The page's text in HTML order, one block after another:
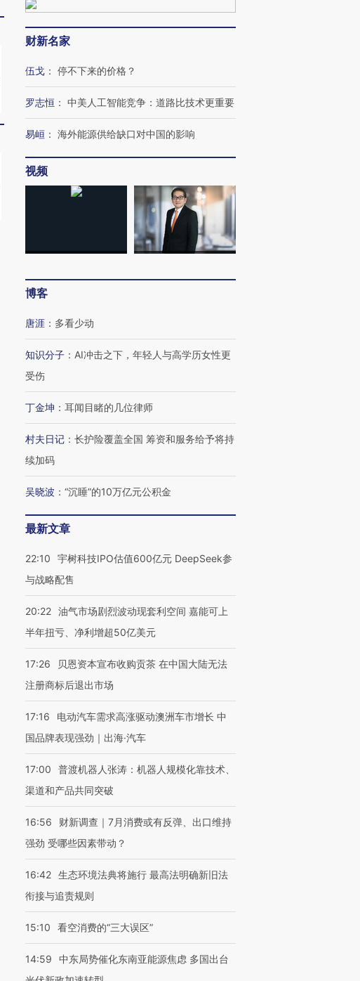
线｜HYROX的吸金
心“花钱找虐”？
毒品
育部长拱下台
推广】走进第四届链博
会，让数智科技“链”接产
【特别呈现】寻找100种
有意思的生活方式·第三对
【商旅对话】华住集团
CFO：不靠规模取胜，华
住三大增长引擎是什么？
财新名家
伍戈 ： 停不下来的价格？
罗志恒 ： 中美人工智能竞争：道路比技术更重要
易峘 ： 海外能源供给缺口对中国的影响
视频
博客
唐涯 ： 多看少动
知识分子 ： AI冲击之下，年轻人与高学历女性更
受伤
丁金坤 ： 耳闻目睹的几位律师
村夫日记 ： 长护险覆盖全国 筹资和服务给予将持
续加码
吴晓波 ： “沉睡”的10万亿元公积金
最新文章
22:10
宇树科技IPO估值600亿元 DeepSeek参
与战略配售
20:22 油气市场剧烈波动现套利空间 嘉能可上
半年扭亏、净利增超50亿美元
17:26
贝恩资本宣布收购贡茶 在中国大陆无法
注册商标后退出市场
17:16
电动汽车需求高涨驱动澳洲车市增长 中
国品牌表现强劲｜出海·汽车
17:00
普渡机器人张涛：机器人规模化靠技术、
渠道和产品共同突破
16:56
财新调查｜7月消费或有反弹、出口维持
强劲 受哪些因素带动？
16:42 生态环境法典将施行 最高法明确新旧法
衔接与追责规则
15:10 看空消费的“三大误区”
14:59
中东局势催化东南亚能源焦虑 多国出台